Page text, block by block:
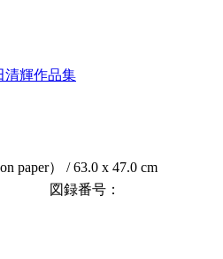
清輝作品集
paper） / 63.0 x 47.0 cm
図録番号：